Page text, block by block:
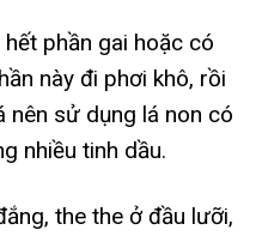
phần gai hoặc có
này đi phơi khô, rồi
nên sử dụng lá non có
nhiều tinh dầu.
the the ở đầu lưỡi,